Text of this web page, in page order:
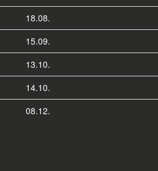
18.08.
15.09.
13.10.
14.10.
08.12.